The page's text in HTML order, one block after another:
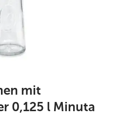
mit
0,125 l Minuta